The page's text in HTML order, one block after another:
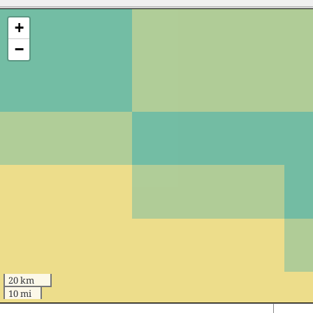
+
−
20 km
10 mi